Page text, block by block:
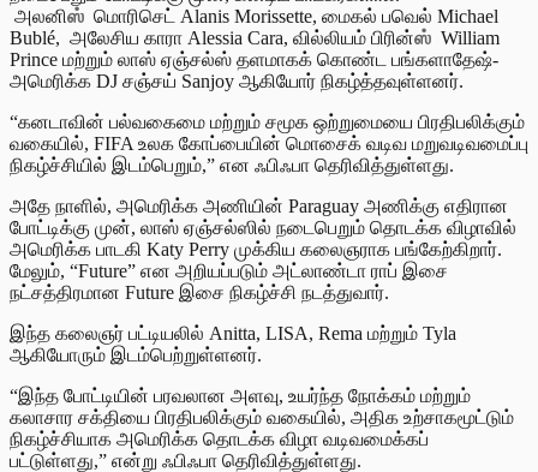
அலனிஸ் மொரிசெட் Alanis Morissette, மைகல் பவெல் Michael
Bublé, அலேசிய காரா Alessia Cara, வில்லியம் பிரின்ஸ் William
Prince மற்றும் லாஸ் ஏஞ்சல்ஸ் தளமாகக் கொண்ட பங்களாதேஷ்-
அமெரிக்க DJ சஞ்சய் Sanjoy ஆகியோர் நிகழ்த்தவுள்ளனர்.
“கனடாவின் பல்வகைமை மற்றும் சமூக ஒற்றுமையை பிரதிபலிக்கும்
வகையில், FIFA உலக கோப்பையின் மொசைக் வடிவ மறுவடிவமைப்பு
நிகழ்ச்சியில் இடம்பெறும்,” என ஃபிஃபா தெரிவித்துள்ளது.
அதே நாளில், அமெரிக்க அணியின் Paraguay அணிக்கு எதிரான
போட்டிக்கு முன், லாஸ் ஏஞ்சல்ஸில் நடைபெறும் தொடக்க விழாவில்
அமெரிக்க பாடகி Katy Perry முக்கிய கலைஞராக பங்கேற்கிறார்.
மேலும், “Future” என அறியப்படும் அட்லாண்டா ராப் இசை
நட்சத்திரமான Future இசை நிகழ்ச்சி நடத்துவார்.
இந்த கலைஞர் பட்டியலில் Anitta, LISA, Rema மற்றும் Tyla
ஆகியோரும் இடம்பெற்றுள்ளனர்.
“இந்த போட்டியின் பரவலான அளவு, உயர்ந்த நோக்கம் மற்றும்
கலாசார சக்தியை பிரதிபலிக்கும் வகையில், அதிக உற்சாகமூட்டும்
நிகழ்ச்சியாக அமெரிக்க தொடக்க விழா வடிவமைக்கப்
பட்டுள்ளது,” என்று ஃபிஃபா தெரிவித்துள்ளது.